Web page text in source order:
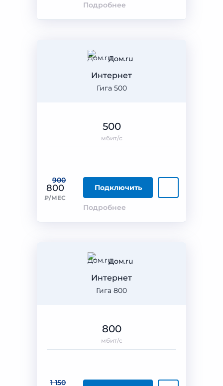
Подробнее
Дом.ru
Гига 500
Интернет
900
800
₽/МЕС
Подключить
Подробнее
500
мбит/с
Дом.ru
Гига 800
Интернет
1 150
800
мбит/с